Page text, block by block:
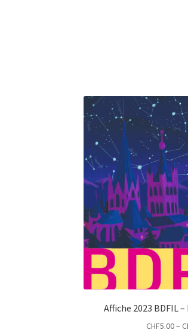
Affiche 2023 BDFIL
CHF5.00–